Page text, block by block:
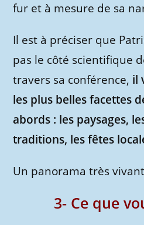
fur et à mesure de sa
Il est à préciser que
pas le côté scientifique
travers sa conférence, il
les plus belles facettes
abords : les paysages,
traditions, les fêtes
Un panorama très
3- Ce que